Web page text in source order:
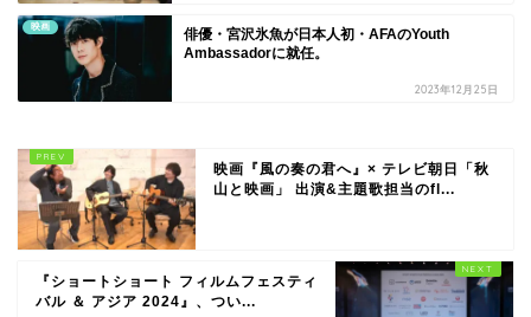
映画
俳優・宮沢氷魚が日本人初・AFAのYouth
Ambassadorに就任。
2023年12月25日
映画『風の奏の君へ』× テレビ朝日「秋
山と映画」 出演&主題歌担当のfl...
『ショートショート フィルムフェスティ
バル ＆ アジア 2024』、つい...